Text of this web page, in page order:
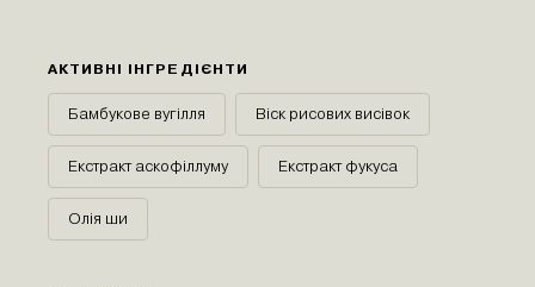
АКТИВНІ ІНГРЕДІЄНТИ
Бамбукове вугілля Віск рисових висівок
Екстракт аскофіллуму Екстракт фукуса
Олія ши